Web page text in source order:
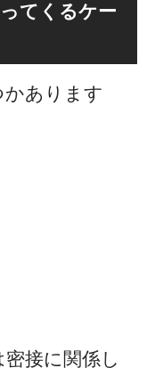
てくるケー
あります
接に関係し